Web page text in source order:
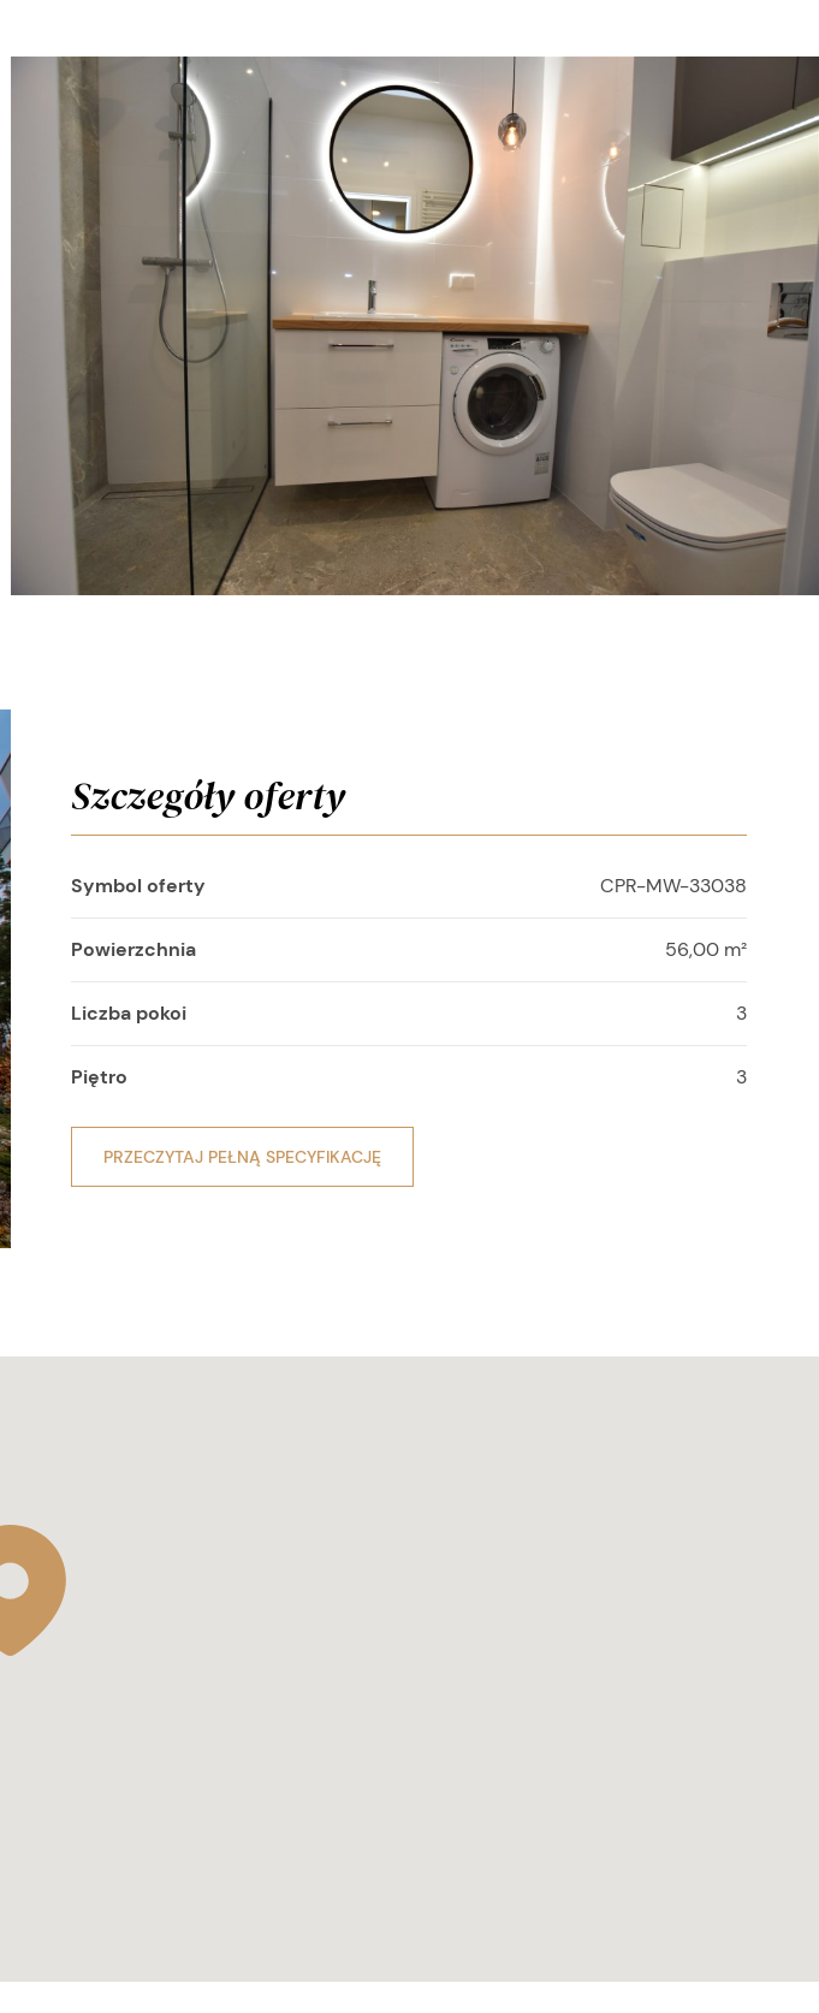
Szczegóły oferty
Symbol oferty CPR-MW-33038
Powierzchnia 56,00 m²
Liczba pokoi 3
Piętro 3
PRZECZYTAJ PEŁNĄ SPECYFIKACJĘ